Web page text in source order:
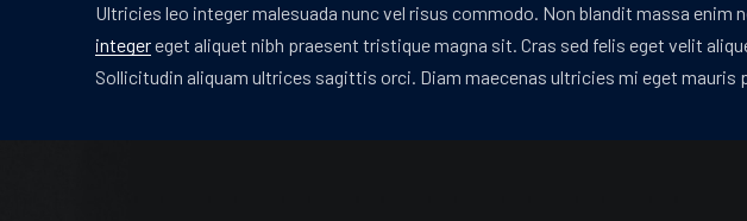
Ultricies leo integer malesuada nunc vel risus commodo. Non blandit massa
integereget aliquet nibh praesent tristique magna sit. Cras sed felis eget velit
Sollicitudin aliquam ultrices sagittis orci. Diam maecenas ultricies mi eget mauris